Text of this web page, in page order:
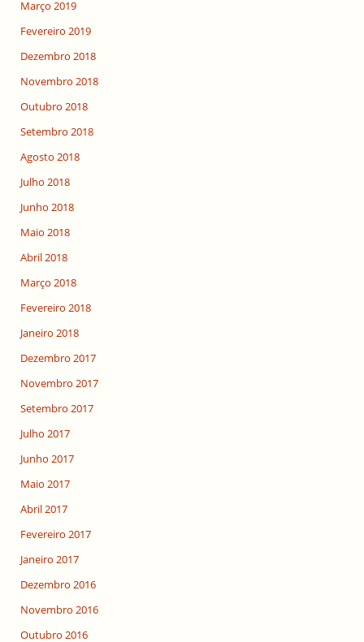
Março 2019
Fevereiro 2019
Dezembro 2018
Novembro 2018
Outubro 2018
Setembro 2018
Agosto 2018
Julho 2018
Junho 2018
Maio 2018
Abril 2018
Março 2018
Fevereiro 2018
Janeiro 2018
Dezembro 2017
Novembro 2017
Setembro 2017
Julho 2017
Junho 2017
Maio 2017
Abril 2017
Fevereiro 2017
Janeiro 2017
Dezembro 2016
Novembro 2016
Outubro 2016